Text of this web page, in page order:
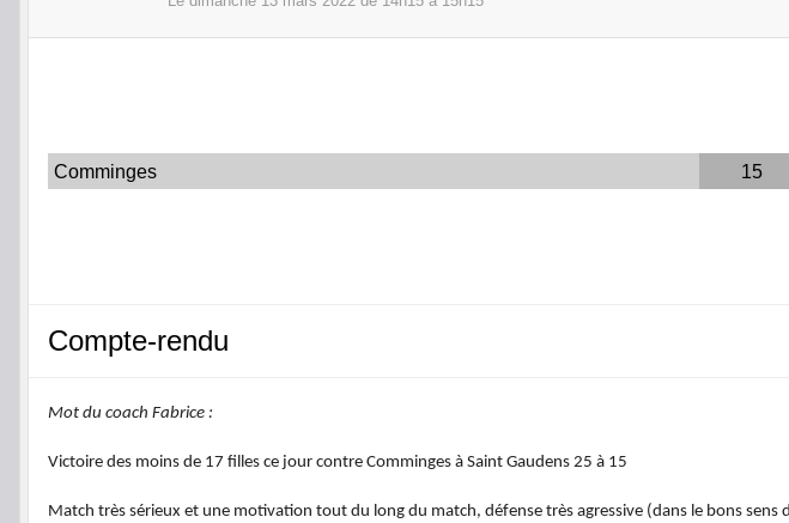
Comminges 15
Compte-rendu
Mot du coach Fabrice :
Victoire des moins de 17 filles ce jour contre Comminges à Saint Gaudens 25 à 15
Match très sérieux et une motivation tout du long du match, défense très agressive (dans le bons